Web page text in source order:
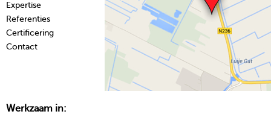
Expertise
Referenties
Certificering
Contact
Werkzaam in: